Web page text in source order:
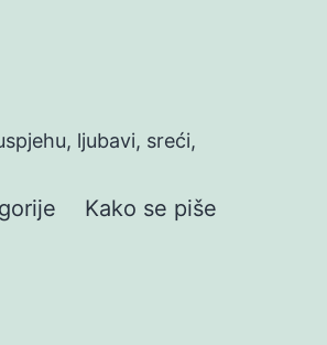
ljubavi, sreći,
Kako se piše